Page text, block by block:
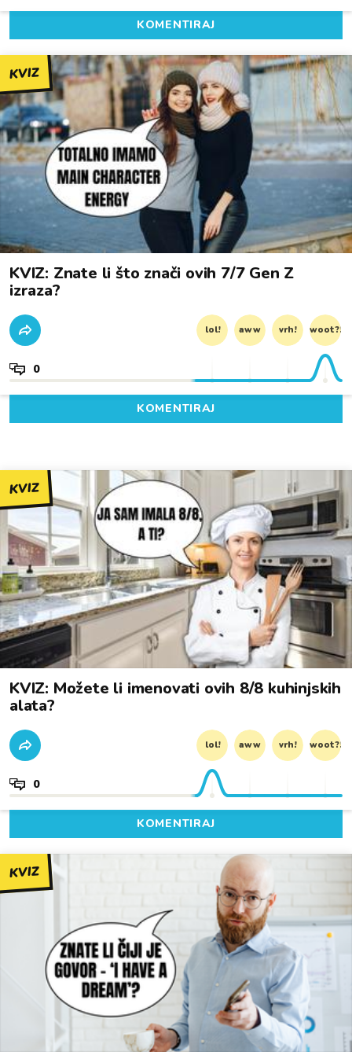
KOMENTIRAJ
KVIZ
KVIZ: Znate li što znači ovih 7/7 Gen Z
izraza?
lol! aww vrh! woot?!
0
KOMENTIRAJ
KVIZ
KVIZ: Možete li imenovati ovih 8/8 kuhinjskih
alata?
lol! aww vrh! woot?!
0
KOMENTIRAJ
KVIZ